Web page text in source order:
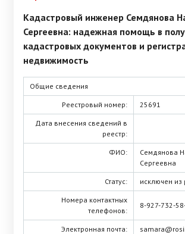
Кадастровый инженер Семдянова
Сергеевна: надежная помощь в
кадастровых документов и
недвижимость
Общие сведения
Реестровый номер: 25691
Дата внесения сведений в
реестр:
ФИО:
Семдянова
Сергеевна
Статус: исключен из
Номера контактных
телефонов:
8-927-732-
Электронная почта: